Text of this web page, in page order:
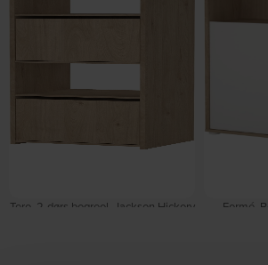
Tero, 2-dørs bogreol, Jackson Hickory
Formé,